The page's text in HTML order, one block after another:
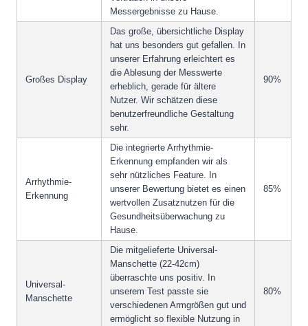
Messergebnisse zu Hause.
Großes Display
Das große, übersichtliche Display
hat uns besonders gut gefallen. In
unserer Erfahrung erleichtert es
die Ablesung der Messwerte
erheblich, gerade für ältere
Nutzer. Wir schätzen diese
benutzerfreundliche Gestaltung
sehr.
90%
Arrhythmie-
Erkennung
Die integrierte Arrhythmie-
Erkennung empfanden wir als
sehr nützliches Feature. In
unserer Bewertung bietet es einen
wertvollen Zusatznutzen für die
Gesundheitsüberwachung zu
Hause.
85%
Universal-
Manschette
Die mitgelieferte Universal-
Manschette (22-42cm)
überraschte uns positiv. In
unserem Test passte sie
verschiedenen Armgrößen gut und
ermöglicht so flexible Nutzung in
80%